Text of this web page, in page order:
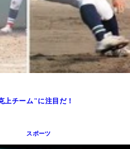
上チーム"に注目だ！
スポーツ